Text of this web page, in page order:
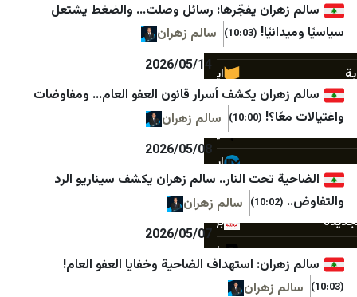
اقتصاد آنلاین
انتخاب
ایبنا
ایران اکونا
ایسکانیوز
ایمنا خبرگزاری شهری
باشگاه خبرنگاران جوان
برنا
بلومبرگ فارسی
بین المللی اهل بیت (ع)
كتائب القسام
سرايا القدس الإعلام الحربي
شبكة فلسطين الإخبارية
مصدر الإخبارية
يفجّرها: رسائل وصلت… والضغط يشتعل
(10:03)
سالم زهران
2026/05/14
يكشف أسرار قانون العفو العام… ومفاوضات
(10:00)
سالم زهران
2026/05/08
تحت النار.. سالم زهران يكشف سيناريو الرد
سالم زهران
2026/05/07
استهداف الضاحية وخفايا العفو العام!
زهران